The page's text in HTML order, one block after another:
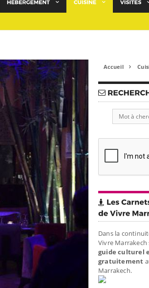
Accueil 
Dans la
Vivre Marrakech
guide culturel
gratuitement
Marrakech.